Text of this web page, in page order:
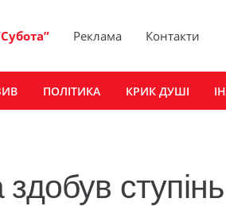
Реклама Контакти
ПОЛІТИКА КРИК ДУШІ